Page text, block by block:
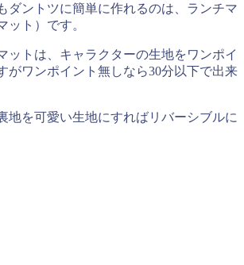
ダントツに簡単に作れるのは、ランチマ
ット）です。
ットは、キャラクターの生地をワンポイ
がワンポイント無しなら30分以下で出来
地を可愛い生地にすればリバーシブルに